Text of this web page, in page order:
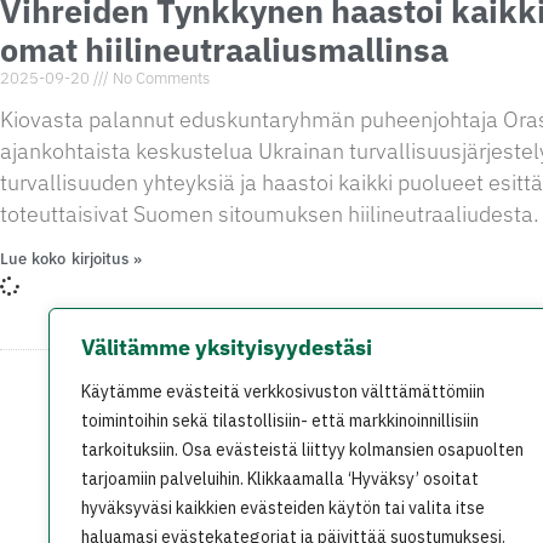
Välitämme yksityisyydestäsi
Käytämme evästeitä verkkosivuston välttämättömiin
toimintoihin sekä tilastollisiin- että markkinoinnillisiin
tarkoituksiin. Osa evästeistä liittyy kolmansien osapuolten
tarjoamiin palveluihin. Klikkaamalla ‘Hyväksy’ osoitat
hyväksyväsi kaikkien evästeiden käytön tai valita itse
haluamasi evästekategoriat ja päivittää suostumuksesi.
Vihreiden Tynkkynen haastoi
omat hiilineutraaliusmallinsa
2025-09-20 No Comments
Kiovasta palannut eduskuntaryhmän puheenjohtaja
ajankohtaista keskustelua Ukrainan
turvallisuuden yhteyksiä ja haastoi kaikki puolueet
toteuttaisivat Suomen sitoumuksen hiilineutraaliudesta.
Lue koko kirjoitus »
På svenska In English